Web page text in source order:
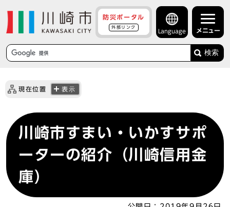
防災ポータル
外部リンク
Language メニュー
検索
現在位置 表示
川崎市すまい・いかすサポ
ーターの紹介（川崎信用金
庫）